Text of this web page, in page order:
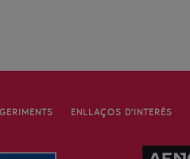
ENLLAÇOS D’INTERÈS